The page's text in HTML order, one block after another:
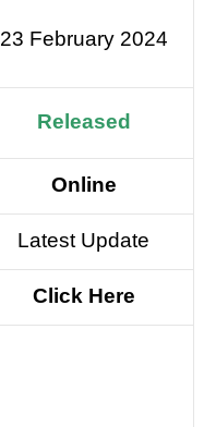
23 February 2024
Released
Online
Latest Update
Click Here